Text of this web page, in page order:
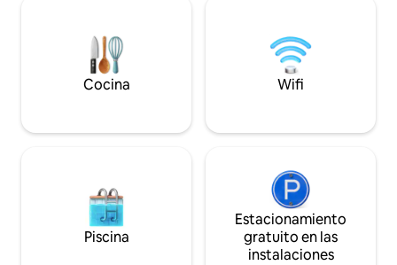
parrilla y acceso al muelle, es el lugar
perfecto para disfrutar de mañanas
tranquilas y atardeceres
impresionantes. Hay 2 kayaks en la
verdadero descanso!
Cocina Wifi
Piscina
Estacionamiento
gratuito en las
instalaciones